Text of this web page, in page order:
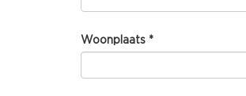
Woonplaats *